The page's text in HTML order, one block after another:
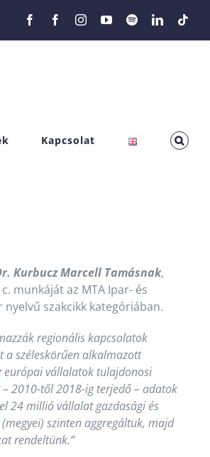
FacebookFacebookInstagramYouTube
SpotifyLinkedIn
Kapcsolat
Kurbucz Marcell Tamásnak,
munkáját az MTA Ipar- és
szakcikk kategóriában.
regionális kapcsolatok
a széleskörűen alkalmazott
európai vállalatok tulajdonosi
2010-től 2018-ig terjedő – adatok
24 millió vállalat gazdasági és
szinten aggregáltuk, majd
rendeltünk.”